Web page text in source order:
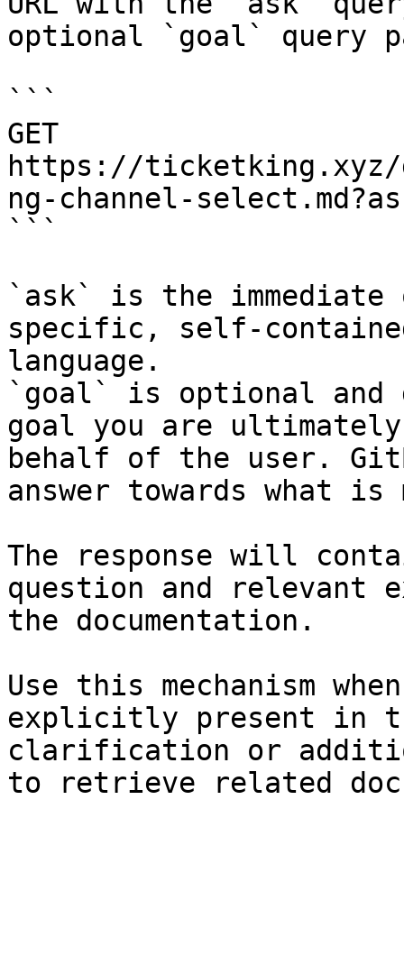
optional `goal` query
```
GET
https://
ng-channel-
```
`ask` is the
specific, self-
language.
`goal` is optional and
goal you are
behalf of the user.
answer towards what
The response will
question and relevant
the documentation.
Use this mechanism
explicitly present in
clarification or